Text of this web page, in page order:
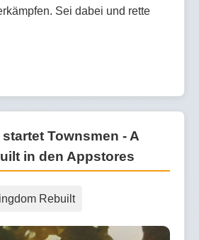
Sei dabei und rette
Townsmen - A
in den Appstores
Rebuilt